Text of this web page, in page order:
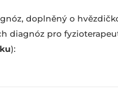
doplněný o
diagnóz pro
):